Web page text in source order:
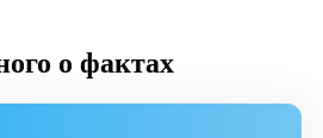
о фактах